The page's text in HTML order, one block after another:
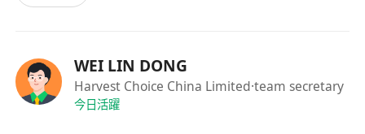
凝聚力發展。
WEI LIN DONG
Harvest Choice China Limited·team secretary
今日活躍